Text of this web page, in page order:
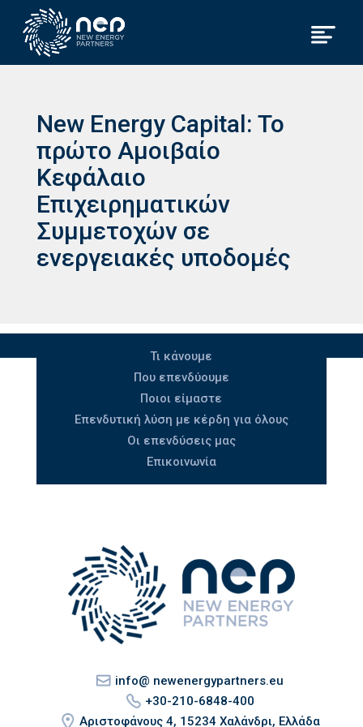
New Energy Capital: Το
πρώτο Αμοιβαίο
Κεφάλαιο
Επιχειρηματικών
Συμμετοχών σε
ενεργειακές υποδομές
Τι κάνουμε
Που επενδύουμε
Ποιοι είμαστε
Επενδυτική λύση με κέρδη για όλους
Οι επενδύσεις μας
Επικοινωνία
info@ newenergypartners.eu
+30-210-6848-400
Αριστοφάνους 4, 15234 Χαλάνδρι, Ελλάδα